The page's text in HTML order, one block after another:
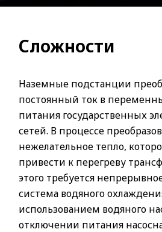
Сложности
Наземные подстанции
постоянный ток в
питания государственных
сетей. В процессе
нежелательное тепло,
привести к перегреву
этого требуется
система водяного
использованием водяного
отключении питания